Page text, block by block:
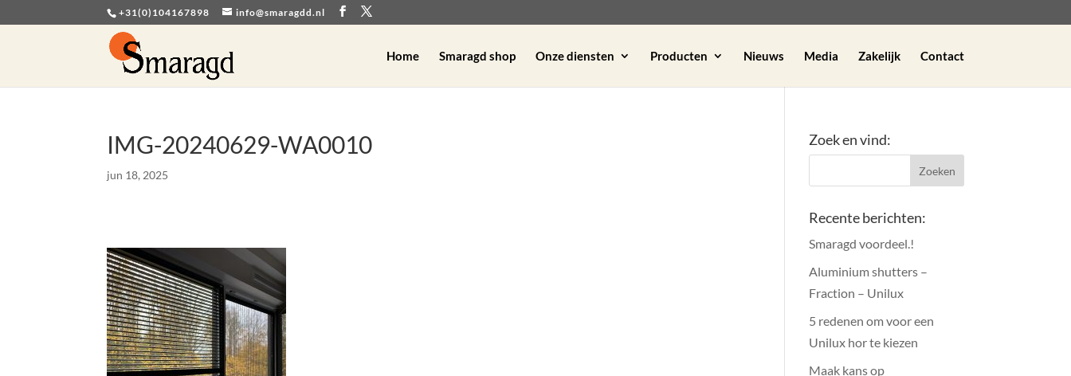
+31(0)104167898 info@smaragdd.nl
Home Smaragd shop Onze diensten Producten Nieuws Media Zakelijk Contact
IMG-20240629-WA0010
jun 18, 2025
Zoek en vind:
Recente berichten:
Smaragd voordeel.!
Aluminium shutters –
Fraction – Unilux
5 redenen om voor een
Unilux hor te kiezen
Maak kans op